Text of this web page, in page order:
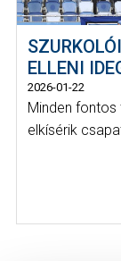
ELLENI
2026-01-22
Minden fontos
elkísérik